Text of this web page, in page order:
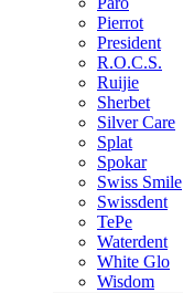
Pierrot
President
R.O.C.S.
Ruijie
Sherbet
Silver Care
Splat
Spokar
Swiss Smile
Swissdent
TePe
Waterdent
White Glo
Wisdom